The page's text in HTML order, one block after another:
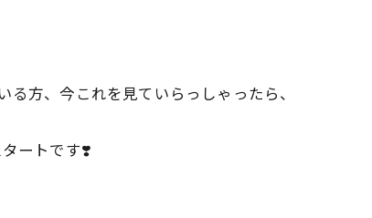
方、今これを見ていらっしゃったら、
ートです❣️